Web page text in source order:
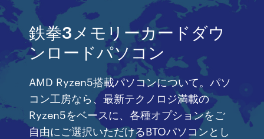
鉄拳3メモリーカードダウ
ンロードパソコン
AMD Ryzen5搭載パソコンについて。パソ
コン工房なら、最新テクノロジ満載の
Ryzen5をベースに、各種オプションをご
自由にご選択いただけるBTOパソコンとし